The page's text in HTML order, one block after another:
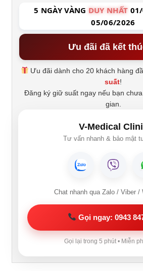
5 NGÀY VÀNG DUY NHẤT
05/06/2026
Ưu đãi đã kết
Ưu đãi dành cho 20 khách hàng
suất!
Đăng ký giữ suất ngay nếu bạn
gian.
V-Medical
Tư vấn nhanh & bảo mật
Chat nhanh qua Zalo / Viber /
Gọi ngay: 0943
Gọi lại trong 5 phút • Miễn